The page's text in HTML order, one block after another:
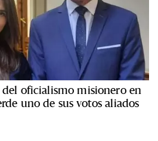
oficialismo misionero en
uno de sus votos aliados